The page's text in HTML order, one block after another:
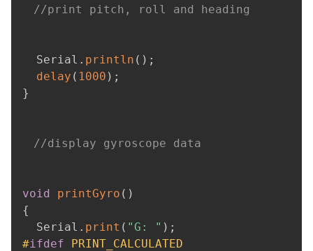
//print pitch, roll and heading
  Serial
. println ( ) ;
delay ( 1000 ) ;
}
//display gyroscope data
void printGyro ( )
{
  Serial
. print ( "G: " ) ;
#ifdef
PRINT_CALCULATED